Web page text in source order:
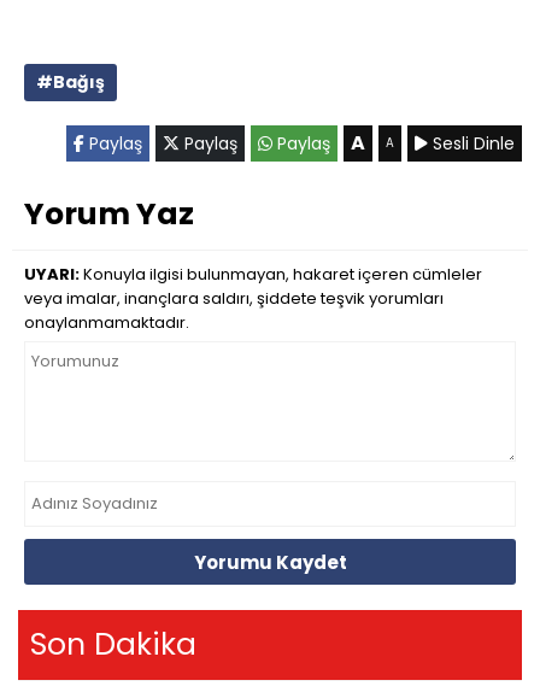
#Bağış
Paylaş Paylaş Paylaş A A Sesli Dinle
Yorum Yaz
UYARI:Konuyla ilgisi bulunmayan, hakaret içeren cümleler
veya imalar, inançlara saldırı, şiddete teşvik yorumları
onaylanmamaktadır.
Yorumu Kaydet
Son Dakika